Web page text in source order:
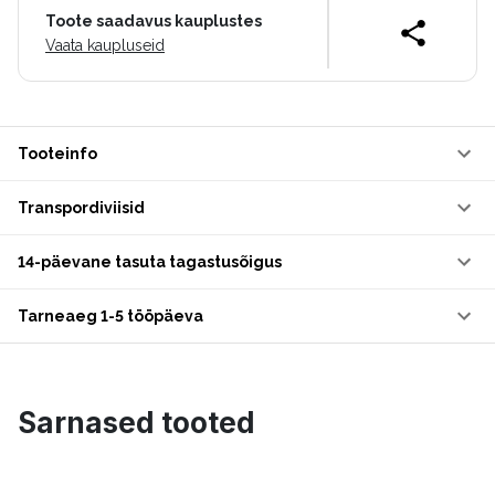
Toote saadavus kauplustes
Vaata kaupluseid
Tooteinfo
Transpordiviisid
14-päevane tasuta tagastusõigus
Tarneaeg 1-5 tööpäeva
Sarnased tooted